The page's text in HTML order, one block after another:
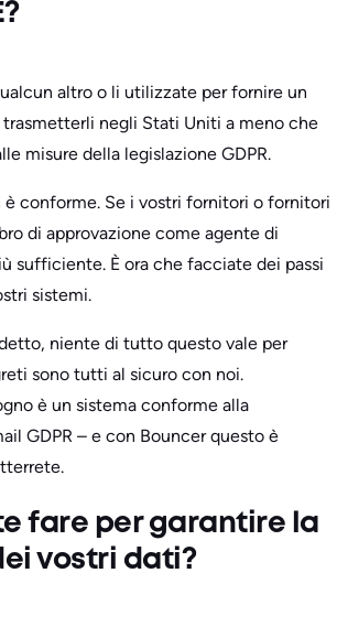
altro o li utilizzate per fornire un
negli Stati Uniti a meno che
misure della legislazione GDPR.
è conforme. Se i vostri fornitori o fornitori
di approvazione come agente di
sufficiente. È ora che facciate dei passi
sistemi.
niente di tutto questo vale per
sono tutti al sicuro con noi.
è un sistema conforme alla
GDPR – e con Bouncer questo è
fare per garantire la
vostri dati?